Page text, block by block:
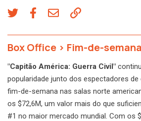
Box Office > Fim-de-semana
"Capitão América: Guerra Civil"
popularidade junto dos espectadores de
fim-de-semana nas salas norte
os $72,6M, um valor mais do que
#1 no maior mercado mundial. Com os